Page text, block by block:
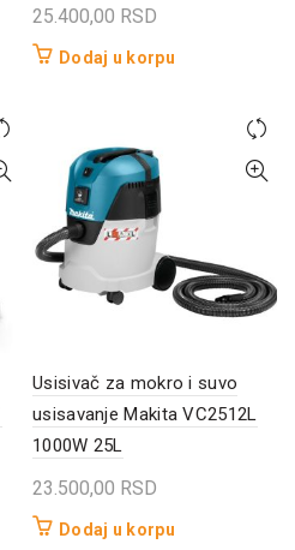
25.400,00 RSD
Dodaj u korpu
Usisivač za mokro i suvo
usisavanje Makita VC2512L
1000W 25L
23.500,00 RSD
Dodaj u korpu